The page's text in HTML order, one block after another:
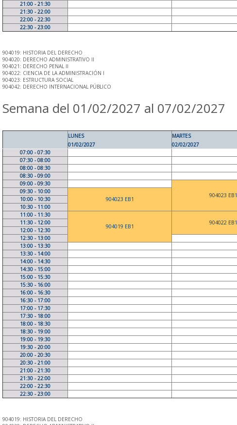
21:00 - 21:30
21:30 - 22:00
22:00 - 22:30
22:30 - 23:00
904019: HISTORIA DEL DERECHO
904020: DERECHO ADMINISTRATIVO II
904021: DERECHO PENAL II
904022: CIENCIA DE LA ADMINISTRACIÓN I
904023: ESTRUCTURA SOCIAL
904042: DERECHO INTERNACIONAL PÚBLICO
Semana del 01/02/2027 al 07/02/2027
LUNES
01/02/2027
MARTES
02/02/2027
07:00 - 07:30
07:30 - 08:00
08:00 - 08:30
08:30 - 09:00
09:00 - 09:30
904023 EB1
09:30 - 10:00
904023 EB1
10:00 - 10:30
10:30 - 11:00
11:00 - 11:30
904019 EB1
904022 EB1
11:30 - 12:00
12:00 - 12:30
12:30 - 13:00
13:00 - 13:30
13:30 - 14:00
14:00 - 14:30
14:30 - 15:00
15:00 - 15:30
15:30 - 16:00
16:00 - 16:30
16:30 - 17:00
17:00 - 17:30
17:30 - 18:00
18:00 - 18:30
18:30 - 19:00
19:00 - 19:30
19:30 - 20:00
20:00 - 20:30
20:30 - 21:00
21:00 - 21:30
21:30 - 22:00
22:00 - 22:30
22:30 - 23:00
904019: HISTORIA DEL DERECHO